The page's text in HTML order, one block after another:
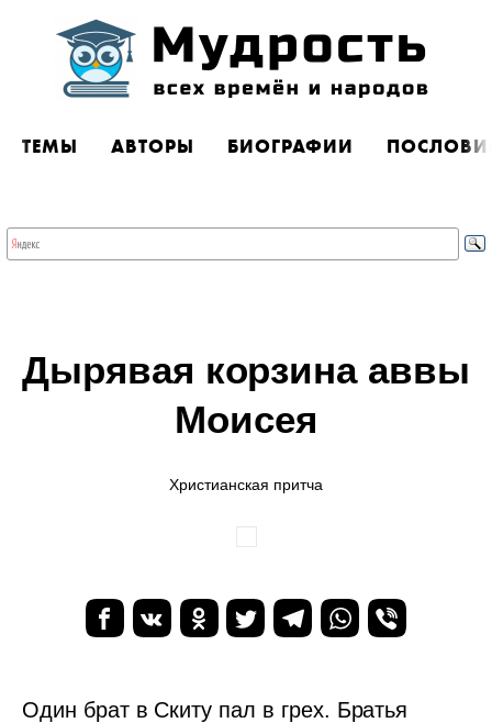
ТЕМЫ АВТОРЫ БИОГРАФИИ
Дырявая корзина аввы
Моисея
Христианская притча
Один брат в Скиту пал в грех. Братья